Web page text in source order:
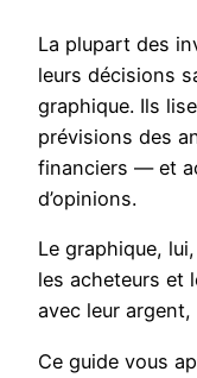
La plupart des
leurs décisions
graphique. Ils
prévisions des
financiers — et
d’opinions.
Le graphique,
les acheteurs et
avec leur
Ce guide vous